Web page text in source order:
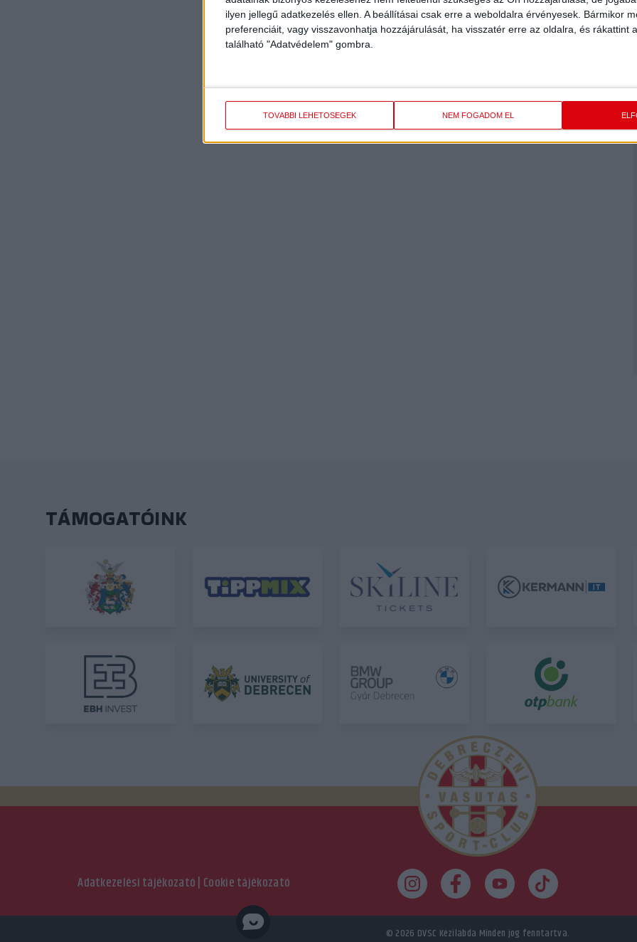
ilyen jellegű adatkezelés ellen. A beállításai csak erre a weboldalra érvényesek. Bármikor
preferenciáit, vagy visszavonhatja hozzájárulását, ha visszatér erre az oldalra, és rákattint
található "Adatvédelem" gombra.
TOVÁBBI LEHETŐSÉGEK NEM FOGADOM EL
TÁMOGATÓINK
Adatkezelési tájékozató| Cookie tájékozató
© 2026 DVSC Kézilabda Minden jog fenntartva.